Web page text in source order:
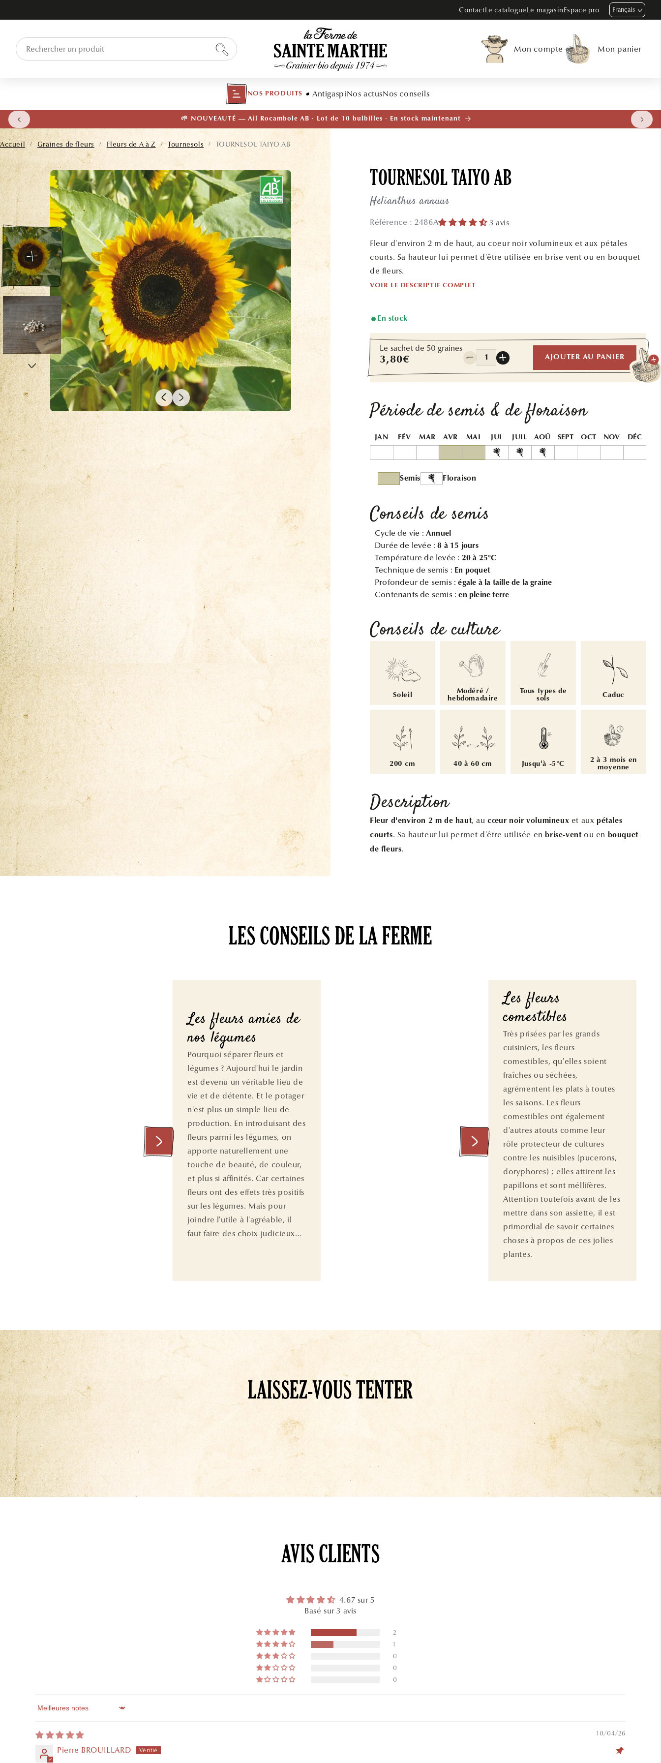
ContactLe catalogueLe magasinEspace pro Français
Mon compte Mon panier
NOS PRODUITS AntigaspiNos actusNos conseils
🌱 NOUVEAUTÉ — Ail Rocambole AB · Lot de 10 bulbilles · En stock maintenant
Accueil / Graines de fleurs / Fleurs de A à Z / Tournesols / TOURNESOL TAIYO AB
PASSER AUX
INFORMATIONS
PRODUITS
TOURNESOL TAIYO AB
Helianthus annuus
Référence : 2486A 3 avis
Fleur d'environ 2 m de haut, au coeur noir volumineux et aux pétales
courts. Sa hauteur lui permet d'être utilisée en brise vent ou en bouquet
de fleurs.
VOIR LE DESCRIPTIF COMPLET
En stock
Le sachet de 50 graines
Prix
habituel
3,80€
Quantité
Réduire
la
quantité
TOURNESOL
TAIYO
Augmenter
la
quantité
TOURNESOL
TAIYO
AJOUTER AU PANIER
Période de semis & de floraison
JAN FÉV MAR AVR MAI JUI JUIL AOÛ SEPT OCT NOV DÉC
Semis Floraison
Conseils de semis
Cycle de vie : Annuel
Durée de levée :8 à 15 jours
Température de levée : 20 à 25°C
Technique de semis : En poquet
Profondeur de semis :égale à la taille de la graine
Contenants de semis :en pleine terre
Conseils de culture
Soleil
Modéré /
hebdomadaire
Tous types de
sols
Caduc
200 cm 40 à 60 cm Jusqu'à -5°C
2 à 3 mois en
moyenne
Description
Fleur d'environ 2 m de haut, aucœur noir volumineux et auxpétales
courts. Sa hauteur lui permet d'être utilisée enbrise-vent ou en bouquet
de fleurs.
LES CONSEILS DE LA FERME
Les fleurs amies de
nos légumes
Pourquoi séparer fleurs et
légumes ? Aujourd'hui le jardin
est devenu un véritable lieu de
vie et de détente. Et le potager
n'est plus un simple lieu de
production. En introduisant des
fleurs parmi les légumes, on
apporte naturellement une
touche de beauté, de couleur,
et plus si affinités. Car certaines
fleurs ont des effets très positifs
sur les légumes. Mais pour
joindre l'utile à l'agréable, il
faut faire des choix judicieux...
Les fleurs
comestibles
Très prisées par les grands
cuisiniers, les fleurs
comestibles, qu'elles soient
fraîches ou séchées,
agrémentent les plats à toutes
les saisons. Les fleurs
comestibles ont également
d'autres atouts comme leur
rôle protecteur de cultures
contre les nuisibles (pucerons,
doryphores) ; elles attirent les
papillons et sont méllifères.
Attention toutefois avant de les
mettre dans son assiette, il est
primordial de savoir certaines
choses à propos de ces jolies
plantes.
LAISSEZ-VOUS TENTER
AVIS CLIENTS
4.67 sur 5
Basé sur 3 avis
2
1
0
0
0
Sort by
10/04/26
Pierre BROUILLARD